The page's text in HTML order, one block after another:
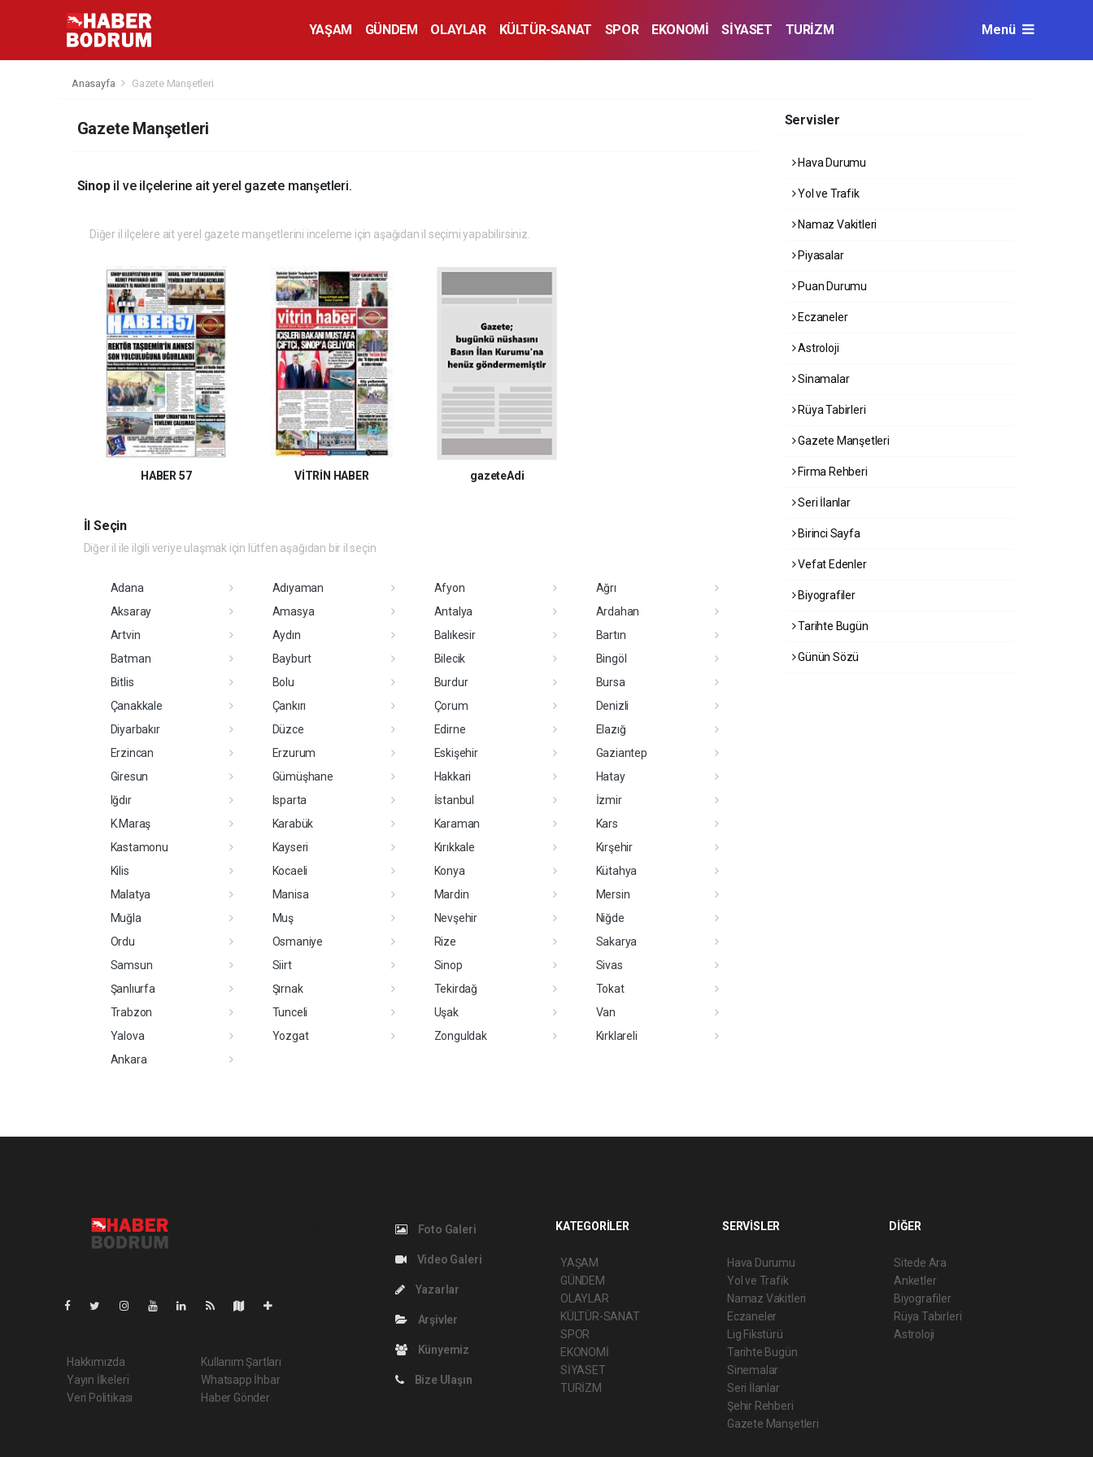
YAŞAM GÜNDEM OLAYLAR KÜLTÜR-SANAT SPOR EKONOMİ SİYASET TURİZM Menü
Anasayfa Gazete Manşetleri
Gazete Manşetleri
Sinopil ve ilçelerine ait yerel gazete manşetleri.
Diğer il ilçelere ait yerel gazete manşetlerini inceleme için aşağıdan il seçimi yapabilirsiniz.
HABER 57 VİTRİN HABER gazeteAdi
İl Seçin
Diğer il ile ilgili veriye ulaşmak için lütfen aşağıdan bir il seçin
Adana Adıyaman Afyon
Ağrı
Aksaray
Amasya Antalya
Ardahan
Artvin
Aydın Balıkesir
Bartın
Batman
Bayburt Bilecik
Bingöl
Bitlis
Bolu Burdur
Bursa
Çanakkale
Çankırı Çorum
Denizli
Diyarbakır
Düzce Edirne
Elazığ
Erzincan
Erzurum Eskişehir
Gaziantep
Giresun
Gümüşhane Hakkari
Hatay
Iğdır
Isparta İstanbul
İzmir
K.Maraş
Karabük Karaman
Kars
Kastamonu
Kayseri Kırıkkale
Kırşehir
Kilis
Kocaeli Konya
Kütahya
Malatya
Manisa Mardin
Mersin
Muğla
Muş Nevşehir
Niğde
Ordu
Osmaniye Rize
Sakarya
Samsun
Siirt Sinop
Sivas
Şanlıurfa
Şırnak Tekirdağ
Tokat
Trabzon
Tunceli Uşak
Van
Yalova
Yozgat Zonguldak
Kırklareli
Ankara
Servisler
Hava Durumu
Yol ve Trafik
Namaz Vakitleri
Piyasalar
Puan Durumu
Eczaneler
Astroloji
Sinamalar
Rüya Tabirleri
Gazete Manşetleri
Firma Rehberi
Seri İlanlar
Birinci Sayfa
Vefat Edenler
Biyografiler
Tarihte Bugün
Günün Sözü
Hakkımızda
Yayın İlkeleri
Veri Politikası
Kullanım Şartları
Whatsapp İhbar
Haber Gönder
Foto Galeri
Video Galeri
Yazarlar
Arşivler
Künyemiz
Bize Ulaşın
KATEGORİLER
YAŞAM
GÜNDEM
OLAYLAR
KÜLTÜR-SANAT
SPOR
EKONOMİ
SİYASET
TURİZM
SERVİSLER
Hava Durumu
Yol ve Trafik
Namaz Vakitleri
Eczaneler
Lig Fikstürü
Tarihte Bugün
Sinemalar
Seri İlanlar
Şehir Rehberi
Gazete Manşetleri
DİĞER
Sitede Ara
Anketler
Biyografiler
Rüya Tabirleri
Astroloji